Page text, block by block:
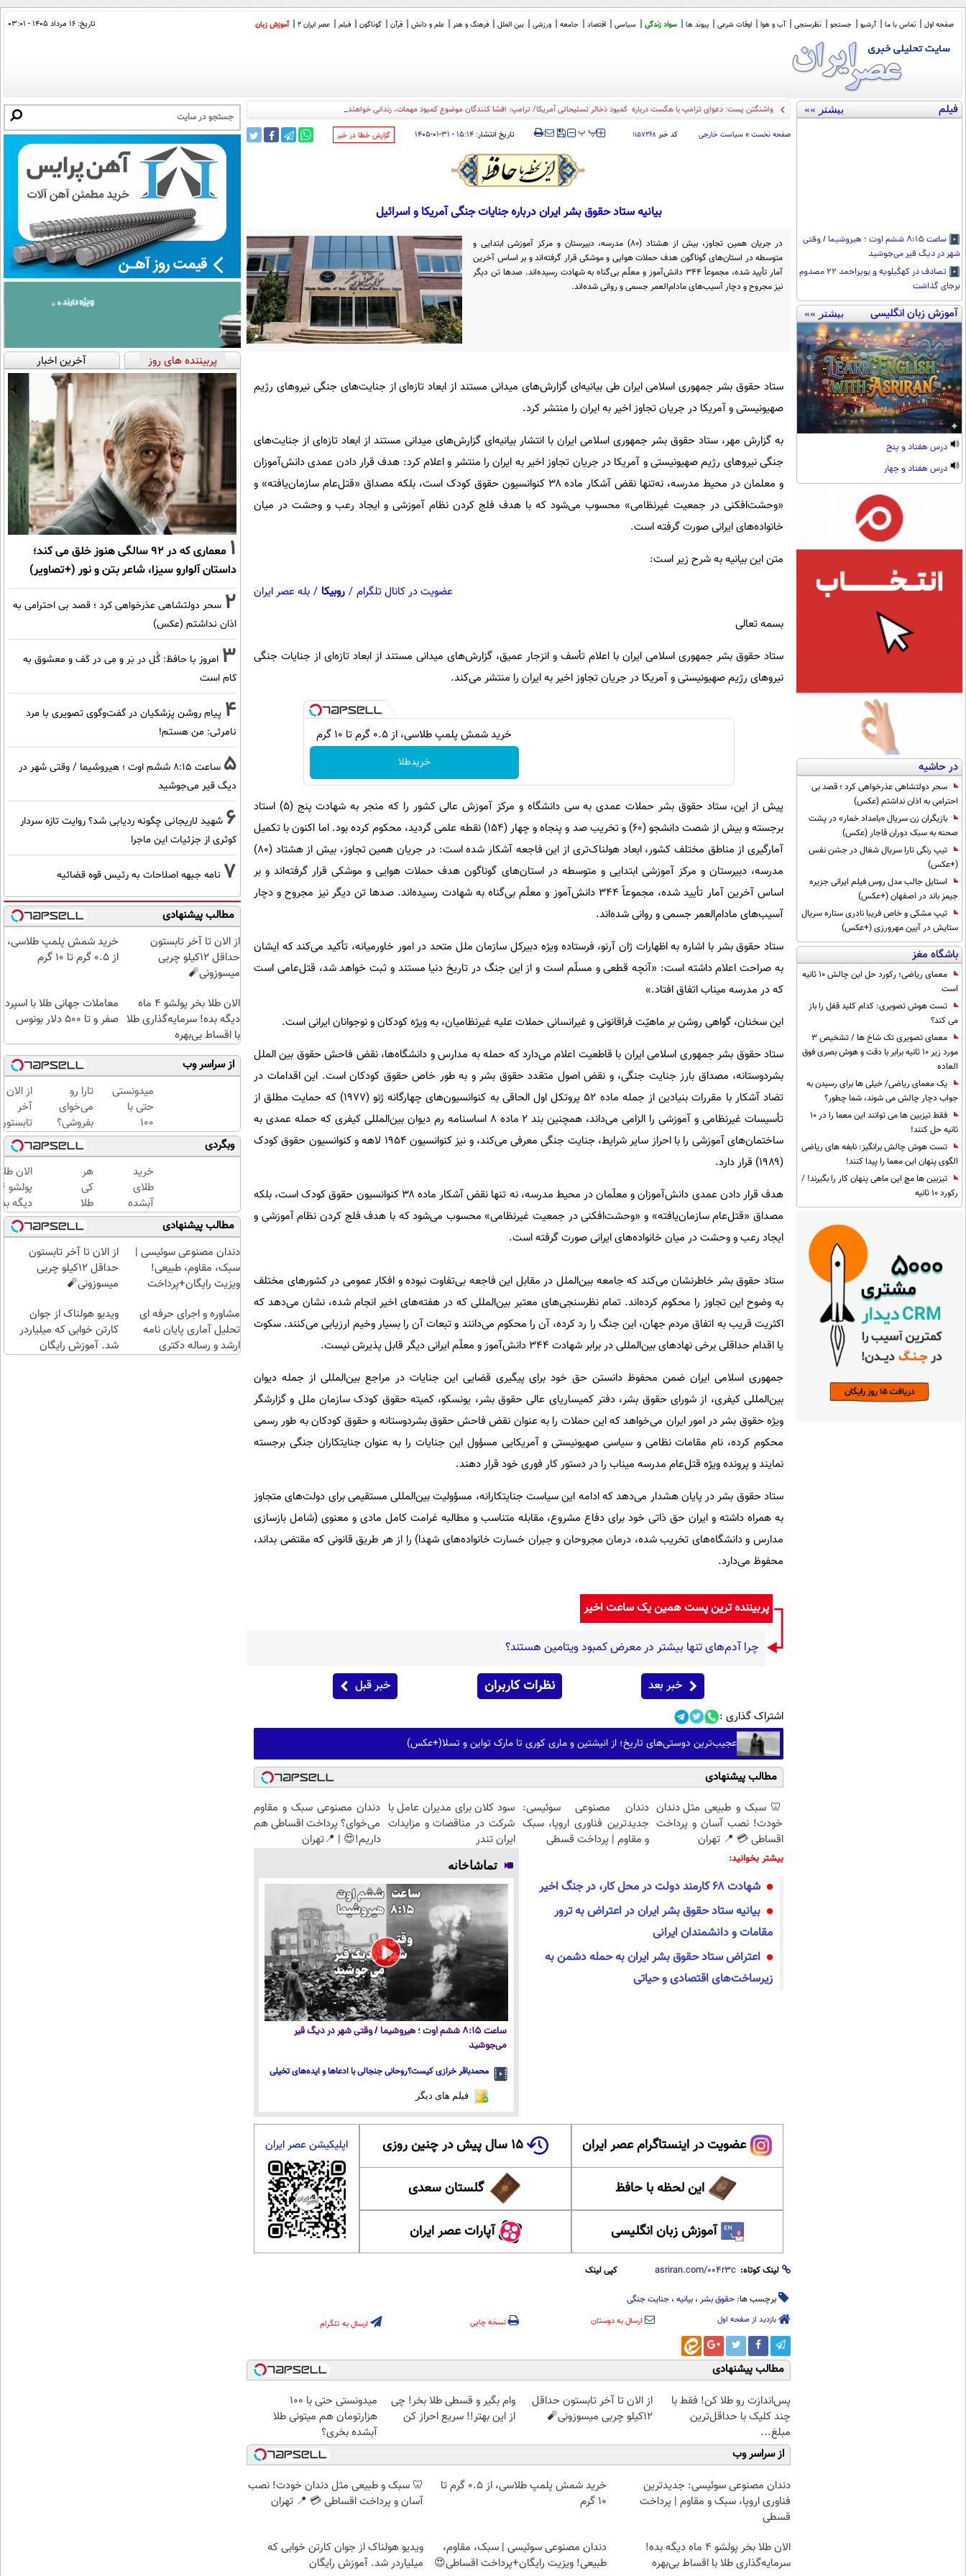
صفحه اول تماس با ما آرشیو جستجو نظرسنجی آب و هوا اوقات شرعی پیوند ها سواد زندگی سیاسی اقتصاد جامعه ورزشی بین الملل فرهنگ و هنر علم و دانش قرآن گوناگون فیلم عصر ایران 2 آموزش زبان تاریخ: ۱۶ مرداد ۱۴۰۵ - ۰۳:۰۱
فیلم بیشتر »»
ساعت ۸:۱۵ ششم اوت ؛ هیروشیما / وقتی
شهر در دیگ قیر می‌جوشید
تصادف در کهگیلویه و بویراحمد ۲۲ مصدوم
برجای گذاشت
آموزش زبان انگلیسی بیشتر »»
درس هفتاد و پنج
درس هفتاد و چهار
در حاشیه
سحر دولتشاهی عذرخواهی کرد ؛ قصد بی
احترامی به اذان نداشتم (عکس)
بازیگران زن سریال «بامداد خمار» در پشت
صحنه به سبک دوران قاجار (عکس)
تیپ رنگی تارا سریال شغال در جشن نفس
(+عکس)
استایل جالب مدل روس فیلم ایرانی جزیره
جیمز باند در اصفهان (+عکس)
تیپ مشکی و خاص فریبا نادری ستاره سریال
ستایش در آیین مهرورزی (+عکس)
باشگاه مغز
معمای ریاضی؛ رکورد حل این چالش 10 ثانیه
است
تست هوش تصویری: کدام کلید قفل را باز
می کند؟
معمای تصویری تک شاخ ها / تشخیص 3
مورد زیر 10 ثانیه برابر با دقت و هوش بصری فوق
العاده
یک معمای ریاضی/ خیلی ها برای رسیدن به
جواب دچار چالش می شوند، شما چطور؟
فقط تیزبین ها می توانند این معما را در 10
ثانیه حل کنند!
تست هوش چالش برانگیز: نابغه های ریاضی
الگوی پنهان این معما را پیدا کنند!
تیزبین ها مچ این ماهی پنهان کار را بگیرند! /
رکورد 10 ثانیه
واشنگتن پست: دعوای ترامپ با هگست درباره کمبود ذخائر تسلیحاتی آمریکا/ ترامپ: افشا کنندگان موضوع کمبود مهمات، زندانی خواهند شد
صفحه نخست » سیاست خارجی کد خبر ۱۱۵۷۲۶۸ ‍‍‍ پ پ تاریخ انتشار:۱۵:۱۴ - ۳۱-۰۱-۱۴۰۵ ‌گزارش خطا در خبر
بیانیه‌ ستاد حقوق بشر ایران درباره جنایات جنگی آمریکا و اسرائیل
در جریان همین تجاوز، بیش از هشتاد (۸۰) مدرسه، دبیرستان و مرکز آموزشی ابتدایی و
متوسطه در استان‌های گوناگون هدف حملات هوایی و موشکی قرار گرفته‌اند و بر اساس آخرین
آمار تأیید شده، مجموعاً ۳۴۴ دانش‌آموز و معلّم بی‌گناه به شهادت رسیده‌اند. صدها تن دیگر
نیز مجروح و دچار آسیب‌های مادام‌العمر جسمی و روانی شده‌اند.
ستاد حقوق بشر جمهوری اسلامی ایران طی بیانیه‌ای گزارش‌های میدانی مستند از ابعاد تازه‌ای از جنایت‌های جنگی نیروهای رژیم
صهیونیستی و آمریکا در جریان تجاوز اخیر به ایران را منتشر کرد.
به گزارش مهر، ستاد حقوق بشر جمهوری اسلامی ایران با انتشار بیانیه‌ای گزارش‌های میدانی مستند از ابعاد تازه‌ای از جنایت‌‎های
جنگی نیروهای رژیم صهیونیستی و آمریکا در جریان تجاوز اخیر به ایران را منتشر و اعلام کرد: هدف قرار دادن عمدی دانش‌آموزان
و معلمان در محیط مدرسه، نه‌تنها نقض آشکار ماده ۳۸ کنوانسیون حقوق کودک است، بلکه مصداق «قتل‌عام سازمان‌یافته» و
«وحشت‌افکنی در جمعیت غیرنظامی» محسوب می‌شود که با هدف فلج کردن نظام آموزشی و ایجاد رعب و وحشت در میان
خانواده‌های ایرانی صورت گرفته است.
متن این بیانیه به شرح زیر است:
عضویت در کانال تلگرام / روبیکا / بله عصر ایران
بسمه تعالی
ستاد حقوق بشر جمهوری اسلامی ایران با اعلام تأسف و انزجار عمیق، گزارش‌های میدانی مستند از ابعاد تازه‌ای از جنایات جنگی
نیروهای رژیم صهیونیستی و آمریکا در جریان تجاوز اخیر به ایران را منتشر می‌کند.
خرید شمش پلمپ طلاسی، از ۰.۵ گرم تا ۱۰ گرم
خریدطلا
پیش از این، ستاد حقوق بشر حملات عمدی به سی دانشگاه و مرکز آموزش عالی کشور را که منجر به شهادت پنج (۵) استاد
برجسته و بیش از شصت دانشجو (۶۰) و تخریب صد و پنجاه و چهار (۱۵۴) نقطه علمی گردید، محکوم کرده بود. اما اکنون با تکمیل
آمارگیری از مناطق مختلف کشور، ابعاد هولناک‌تری از این فاجعه آشکار شده است: در جریان همین تجاوز، بیش از هشتاد (۸۰)
مدرسه، دبیرستان و مرکز آموزشی ابتدایی و متوسطه در استان‌های گوناگون هدف حملات هوایی و موشکی قرار گرفته‌اند و بر
اساس آخرین آمار تأیید شده، مجموعاً ۳۴۴ دانش‌آموز و معلّم بی‌گناه به شهادت رسیده‌اند. صدها تن دیگر نیز مجروح و دچار
آسیب‌های مادام‌العمر جسمی و روانی شده‌اند.
ستاد حقوق بشر با اشاره به اظهارات ژان آرنو، فرستاده ویژه دبیرکل سازمان ملل متحد در امور خاورمیانه، تأکید می‌کند که ایشان
به صراحت اعلام داشته است: «آنچه قطعی و مسلّم است و از این جنگ در تاریخ دنیا مستند و ثبت خواهد شد، قتل‌عامی است
که در مدرسه میناب اتفاق افتاد.»
این سخنان، گواهی روشن بر ماهیّت فراقانونی و غیرانسانی حملات علیه غیرنظامیان، به ویژه کودکان و نوجوانان ایرانی است.
ستاد حقوق بشر جمهوری اسلامی ایران با قاطعیت اعلام می‌دارد که حمله به مدارس و دانشگاه‌ها، نقض فاحش حقوق بین الملل
بشردوستانه، مصداق بارز جنایت جنگی، و نقض اصول متعّدد حقوق بشر و به طور خاص حقوق کودکان است. این اقدامات در
تضاد آشکار با مقررات بنیادین از جمله ماده ۵۲ پروتکل اول الحاقی به کنوانسیون‌های چهارگانه ژنو (۱۹۷۷) که حمایت مطلق از
تأسیسات غیرنظامی و آموزشی را الزامی می‌داند، همچنین بند ۲ ماده ۸ اساسنامه رم دیوان بین‌المللی کیفری که حمله عمدی به
ساختمان‌های آموزشی را با احراز سایر شرایط، جنایت جنگی معرفی می‌کند، و نیز کنوانسیون ۱۹۵۴ لاهه و کنوانسیون حقوق کودک
(۱۹۸۹) قرار دارد.
هدف قرار دادن عمدی دانش‌آموزان و معلّمان در محیط مدرسه، نه تنها نقض آشکار ماده ۳۸ کنوانسیون حقوق کودک است، بلکه
مصداق «قتل‌عام سازمان‌یافته» و «وحشت‌افکنی در جمعیت غیرنظامی» محسوب می‌شود که با هدف فلج کردن نظام آموزشی و
ایجاد رعب و وحشت در میان خانواده‌های ایرانی صورت گرفته است.
ستاد حقوق بشر خاطرنشان می‌کند که جامعه بین‌الملل در مقابل این فاجعه بی‌تفاوت نبوده و افکار عمومی در کشورهای مختلف
به وضوح این تجاوز را محکوم کرده‌اند. تمام نظرسنجی‌های معتبر بین‌المللی که در هفته‌های اخیر انجام شده، نشان می‌دهد که
اکثریت قریب به اتفاق مردم جهان، این جنگ را رد کرده، آن را محکوم می‌دانند و تبعات آن را بسیار وخیم ارزیابی می‌کنند. سکوت
یا اقدام حداقلی برخی نهادهای بین‌المللی در برابر شهادت ۳۴۴ دانش‌آموز و معلّم ایرانی دیگر قابل پذیرش نیست.
جمهوری اسلامی ایران ضمن محفوظ دانستن حق خود برای پیگیری قضایی این جنایات در مراجع بین‌المللی از جمله دیوان
بین‌المللی کیفری، از شورای حقوق بشر، دفتر کمیساریای عالی حقوق بشر، یونسکو، کمیته حقوق کودک سازمان ملل و گزارشگر
ویژه حقوق بشر در امور ایران می‌خواهد که این حملات را به عنوان نقض فاحش حقوق بشردوستانه و حقوق کودکان به طور رسمی
محکوم کرده، نام مقامات نظامی و سیاسی صهیونیستی و آمریکایی مسؤول این جنایات را به عنوان جنایتکاران جنگی برجسته
نمایند و پرونده ویژه قتل‌عام مدرسه میناب را در دستور کار فوری خود قرار دهند.
ستاد حقوق بشر در پایان هشدار می‌دهد که ادامه این سیاست جنایتکارانه، مسؤولیت بین‌المللی مستقیمی برای دولت‌های متجاوز
به همراه داشته و ایران حق ذاتی خود برای دفاع مشروع، مقابله متناسب و مطالبه غرامت کامل مادی و معنوی (شامل بازسازی
مدارس و دانشگاه‌های تخریب شده، درمان مجروحان و جبران خسارت خانواده‌های شهدا) را از هر طریق قانونی که مقتضی بداند،
محفوظ می‌دارد.
پربیننده ترین پست همین یک ساعت اخیر
چرا آدم‌های تنها بیشتر در معرض کمبود ویتامین هستند؟
خبر بعد نظرات کاربران خبر قبل
اشتراک گذاری :
عجیب‌ترین دوستی‌های تاریخ؛ از انیشتین و ماری کوری تا مارک تواین و تسلا(+عکس)
مطالب پیشنهادی
🦷 سبک و طبیعی مثل دندان
خودت! نصب آسان و پرداخت
اقساطی 💳 📍 تهران
دندان مصنوعی سوئیسی:
جدیدترین فناوری اروپا، سبک
و مقاوم | پرداخت قسطی
سود کلان برای مدیران عامل با
شرکت در مناقصات و مزایدات
ایران تندر
دندان مصنوعی سبک و مقاوم
می‌خوای؟ پرداخت اقساطی هم
داریم!😍 | 📍تهران
بیشتر بخوانید:
شهادت ۶۸ کارمند دولت در محل کار، در جنگ اخیر
بیانیه ستاد حقوق بشر ایران در اعتراض به ترور
مقامات و دانشمندان ایرانی
اعتراض ستاد حقوق بشر ایران به حمله دشمن به
زیرساخت‌های اقتصادی و حیاتی
تماشاخانه
ساعت ۸:۱۵ ششم اوت ؛ هیروشیما / وقتی شهر در دیگ قیر
می‌جوشید
محمدباقر خرازی کیست؟روحانی جنجالی با ادعاها و ایده‌های تخیلی
فیلم های دیگر
عضویت در اینستاگرام عصر ایران ۱۵ سال پیش در چنین روزی
این لحظه با حافظ گلستان سعدی
آموزش زبان انگلیسی آپارات عصر ایران
اپلیکیشن عصر ایران
لینک کوتاه: کپی لینک
برچسب ها: حقوق بشر ، بیانیه ، جنایت جنگی
بازدید از صفحه اول ارسال به دوستان نسخه چاپی ارسال به تلگرام
مطالب پیشنهادی
پس‌اندازت رو طلا کن! فقط با
چند کلیک با حداقل‌ترین
مبلغ...
از الان تا آخر تابستون حداقل
12کیلو چربی میسوزونی🧨
وام بگیر و قسطی طلا بخر! چی
از این بهتر!! سریع احراز کن
میدونستی حتی با ۱۰۰
هزارتومان هم میتونی طلا
آبشده بخری؟
از سراسر وب
دندان مصنوعی سوئیسی: جدیدترین
فناوری اروپا، سبک و مقاوم | پرداخت
قسطی
خرید شمش پلمپ طلاسی، از ۰.۵ گرم تا
۱۰ گرم
🦷 سبک و طبیعی مثل دندان خودت! نصب
آسان و پرداخت اقساطی 💳 📍 تهران
الان طلا بخر پولشو 4 ماه دیگه بده!
سرمایه‌گذاری طلا با اقساط بی‌بهره
دندان مصنوعی سوئیسی | سبک، مقاوم،
طبیعی! ویزیت رایگان+پرداخت اقساطی😍
ویدیو هولناک از جوان کارتن خوابی که
میلیاردر شد. آموزش رایگان
پربیننده های روز آخرین اخبار
1
معماری که در 92 سالگی هنوز خلق می کند؛
داستان آلوارو سیزا، شاعر بتن و نور (+تصاویر)
2 سحر دولتشاهی عذرخواهی کرد ؛ قصد بی احترامی به
اذان نداشتم (عکس)
3 امروز با حافظ: گُل در بَر و مِی در کَف و معشوق به
کام است
4 پیام روشن پزشکیان در گفت‌و‌گوی تصویری با مرد
نامرئی: من هستم!
5
ساعت ۸:۱۵ ششم اوت ؛ هیروشیما / وقتی شهر در
دیگ قیر می‌جوشید
6 شهید لاریجانی چگونه ردیابی شد؟ روایت تازه سردار
کوثری از جزئیات این ماجرا
7 نامه جبهه اصلاحات به رئیس قوه قضائیه
مطالب پیشنهادی
از الان تا آخر تابستون
حداقل 12کیلو چربی
میسوزونی🧨
خرید شمش پلمپ طلاسی،
از ۰.۵ گرم تا ۱۰ گرم
الان طلا بخر پولشو 4 ماه
دیگه بده! سرمایه‌گذاری طلا
با اقساط بی‌بهره
معاملات جهانی طلا با اسپرد
صفر و تا ۵۰۰ دلار بونوس
از سراسر وب
میدونستی
حتی با
۱۰۰
هزارتومان
هم
میتونی
طلا آبشده
بخری؟
تارا رو
می‌خوای
بفروشی؟
با
خودرو۴۵
یک‌روزه
بفروشش
از الان
آخر
حداقل
12کیلو
چربی
🧨
وبگردی
خرید
طلای
آبشده
حتی با
۱۰۰هزارتومان
هر
کی
طلا
داره،
غم
نداره!
😊💎
(خرید
چند
کلیک)
الان
دیگه
طلا با
بی‌بهره
مطالب پیشنهادی
دندان مصنوعی سوئیسی |
سبک، مقاوم، طبیعی!
ویزیت رایگان+پرداخت
از الان تا آخر تابستون
حداقل 12کیلو چربی
میسوزونی🧨
مشاوره و اجرای حرفه ای
تحلیل آماری پایان نامه
ارشد و رساله دکتری
ویدیو هولناک از جوان
کارتن خوابی که میلیاردر
شد. آموزش رایگان